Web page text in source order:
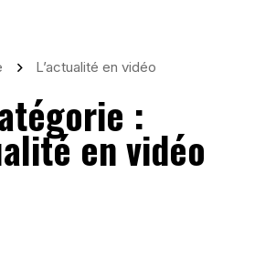
L’actualité en vidéo
:
en vidéo